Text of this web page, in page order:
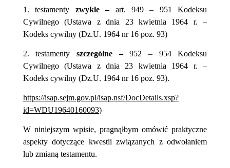
1. testamenty zwykłe – art. 949 – 951 Kodeksu
Cywilnego(Ustawa z dnia 23 kwietnia 1964 r. –
Kodeks cywilny (Dz.U. 1964 nr 16 poz. 93)
2. testamentyszczególne –952 – 954 Kodeksu
Cywilnego (Ustawa z dnia 23 kwietnia 1964 r. –
Kodeks cywilny (Dz.U. 1964 nr 16 poz. 93).
https://isap.sejm.gov.pl/isap.nsf/DocDetails.xsp?
id=WDU19640160093)
W niniejszym wpisie, pragnąłbym omówićpraktyczne
aspekty dotyczące kwestii związanych z odwołaniem
lub zmianą testamentu.